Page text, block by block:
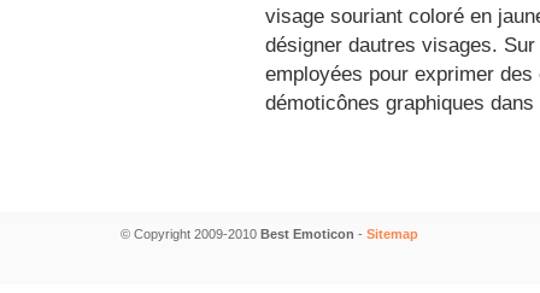
visage souriant coloré en
désigner dautres visages.
employées pour exprimer
démoticônes graphiques
© Copyright 2009-2010 Best Emoticon - Sitemap